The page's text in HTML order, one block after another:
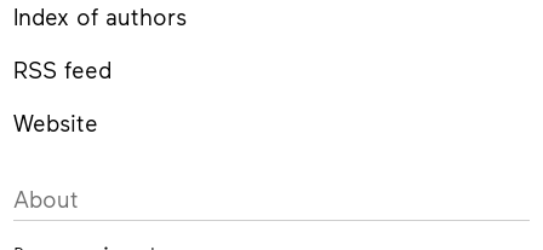
Index of authors
RSS feed
Website
About